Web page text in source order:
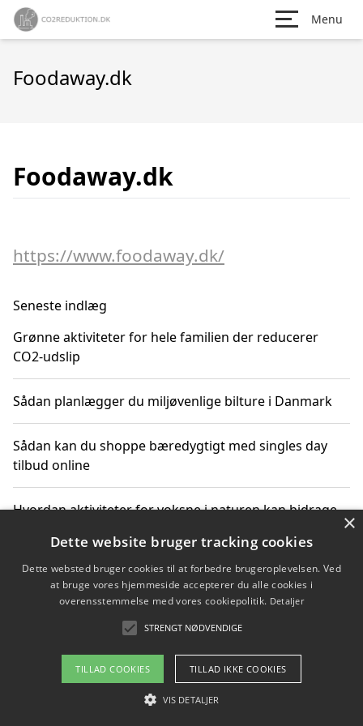
Menu
Foodaway.dk
Foodaway.dk
https://www.foodaway.dk/
Seneste indlæg
Grønne aktiviteter for hele familien der reducerer
CO2-udslip
Sådan planlægger du miljøvenlige bilture i Danmark
Sådan kan du shoppe bæredygtigt med singles day
tilbud online
Hvordan aktiviteter for voksne i naturen kan bidrage
Sådan planlægger du dine vigtige datoer for CO2-
reduktion
Copyright 2026 - Pilanto Aps
Om / kontakt
×
Dette website bruger tracking cookies
Dette websted bruger cookies til at forbedre brugeroplevelsen. Ved
at bruge vores hjemmeside accepterer du alle cookies i
overensstemmelse med vores cookiepolitik. Detaljer
STRENGT NØDVENDIGE
TILLAD COOKIES TILLAD IKKE COOKIES
VIS DETALJER